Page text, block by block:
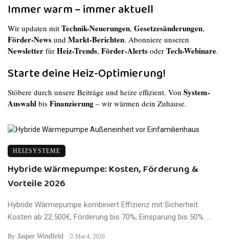
Immer warm – immer aktuell
Wir updaten mit Technik-Neuerungen, Gesetzesänderungen,
Förder-News und Markt-Berichten. Abonniere unseren
Newsletter für Heiz-Trends, Förder-Alerts oder Tech-Webinare.
Starte deine Heiz-Optimierung!
Stöbere durch unsere Beiträge und heize effizient. Von System-
Auswahl bis Finanzierung – wir wärmen dein Zuhause.
HEIZSYSTEME
Hybride Wärmepumpe: Kosten, Förderung &
Vorteile 2026
Hybride Wärmepumpe kombiniert Effizienz mit Sicherheit.
Kosten ab 22.500€, Förderung bis 70%, Einsparung bis 50%. ...
By Jasper Windfeld Mai 4, 2026